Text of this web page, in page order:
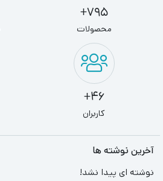
795+
محصولات
46+
کاربران
آخرین نوشته ها
نوشته ای پیدا نشد!